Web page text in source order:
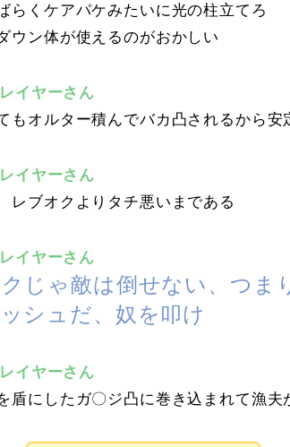
らくケアパケみたいに光の柱立てろ
ウン体が使えるのがおかしい
イヤーさん
もオルター積んでバカ凸されるから安
イヤーさん
ブオクよりタチ悪いまである
イヤーさん
じゃ敵は倒せない、つま
シュだ、奴を叩け
イヤーさん
盾にしたガ〇ジ凸に巻き込まれて漁